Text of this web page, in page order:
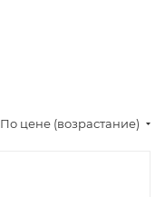
По цене (возрастание)